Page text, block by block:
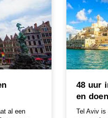
al een
48 uur
en
Tel Aviv is